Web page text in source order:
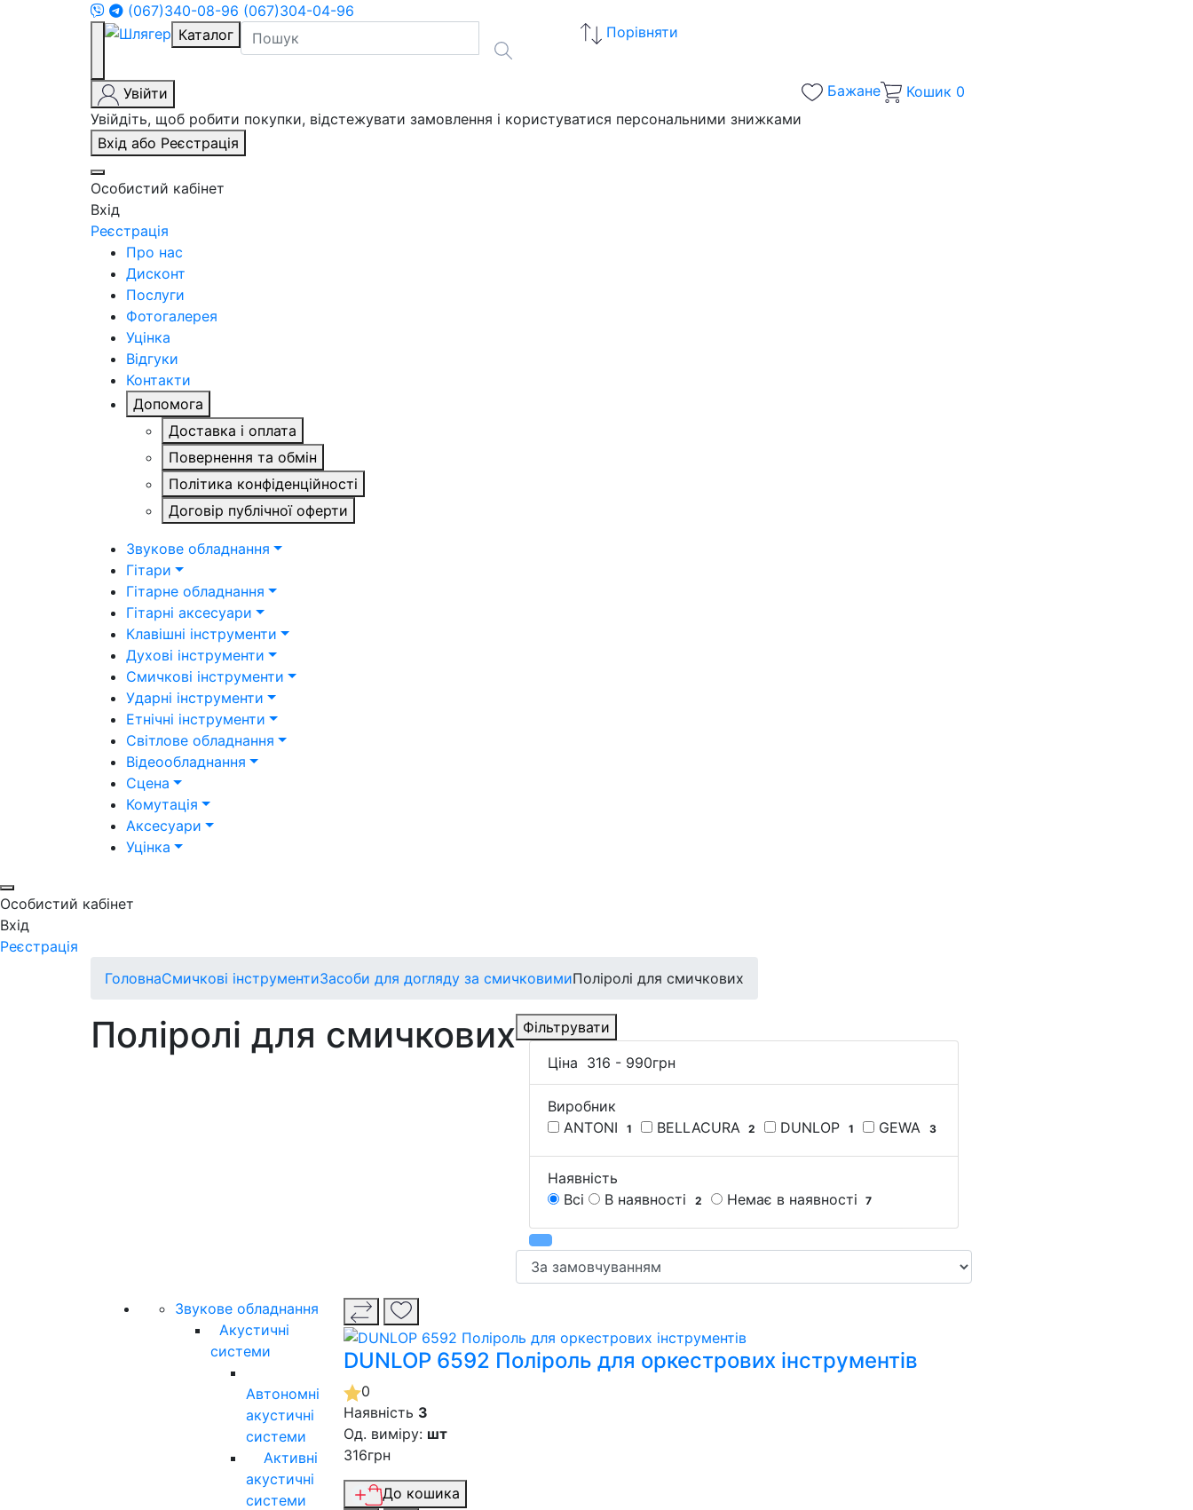
(067)340-08-96 (067)304-04-96
Каталог
Порівняти
Увійти
Увійдіть, щоб робити покупки, відстежувати замовлення і користуватися персональними знижками
Вхід або Реєстрація
Особистий кабінет
Вхід
Реєстрація
Бажане Кошик 0
Про нас
Дисконт
Послуги
Фотогалерея
Уцінка
Відгуки
Контакти
Допомога
Доставка і оплата
Повернення та обмін
Політика конфіденційності
Договір публічної оферти
Звукове обладнання
Гітари
Гітарне обладнання
Гітарні аксесуари
Клавішні інструменти
Духові інструменти
Смичкові інструменти
Ударні інструменти
Етнічні інструменти
Світлове обладнання
Відеообладнання
Сцена
Комутація
Аксесуари
Уцінка
Особистий кабінет
Вхід
Реєстрація
ГоловнаСмичкові інструментиЗасоби для догляду за смичковимиПоліролі для смичкових
Поліролі для смичкових Фільтрувати
Ціна 316 - 990грн
Виробник
ANTONI
1 BELLACURA 2 DUNLOP 1 GEWA 3
Наявність
Всі
В наявності 2 Немає в наявності 7
Звукове обладнання
Акустичні
системи
Автономні
акустичні
системи
Активні
акустичні
системи
DUNLOP 6592 Поліроль для оркестрових інструментів
0
Наявність 3
Од. виміру: шт
316грн
До кошика